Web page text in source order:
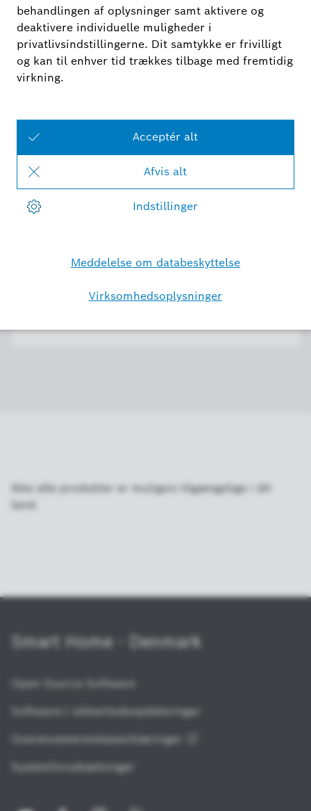
Den smarte udvidelse til dit Eyes indendørs kamera II: Kan give
mere sikkerhed i tilfælde af brand, kuliltelækager og endda
Ikke alle produkter er muligvis tilgængelige i dit
land.
Smart Home - Denmark
Open Source Software
Software-/ sikkerhedsopdateringer
Overensstemmelseserklæringer
Systemforudsætninger